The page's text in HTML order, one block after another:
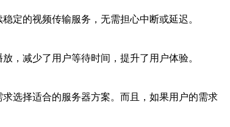
定的视频传输服务，无需担心中断或延迟。
，减少了用户等待时间，提升了用户体验。
选择适合的服务器方案。而且，如果用户的需求